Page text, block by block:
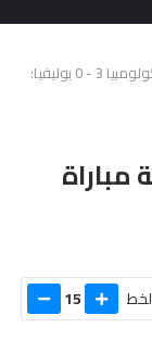
كولومبيا 3 - 0 بوليفيا:
مباراة
15